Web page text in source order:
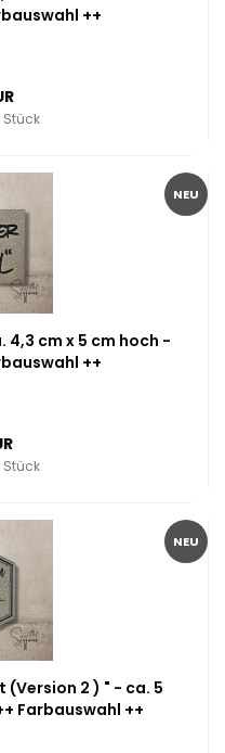
++
Stück
NEU
4,3 cm x 5 cm hoch -
++
Stück
NEU
(Version 2 ) " - ca. 5
Farbauswahl ++